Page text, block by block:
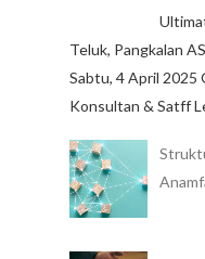
Teluk, Pangkalan
Sabtu, 4 April 2025
Konsultan & Satff